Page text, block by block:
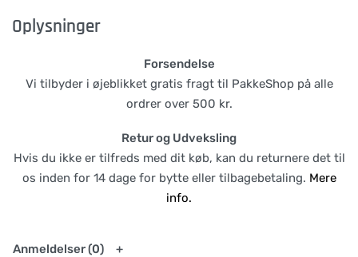
Oplysninger
Forsendelse
Vi tilbyder i øjeblikket gratis fragt til PakkeShop på alle
ordrer over 500 kr.
Retur og Udveksling
Hvis du ikke er tilfreds med dit køb, kan du returnere det til
os inden for 14 dage for bytte eller tilbagebetaling. Mere
info.
Anmeldelser (0)